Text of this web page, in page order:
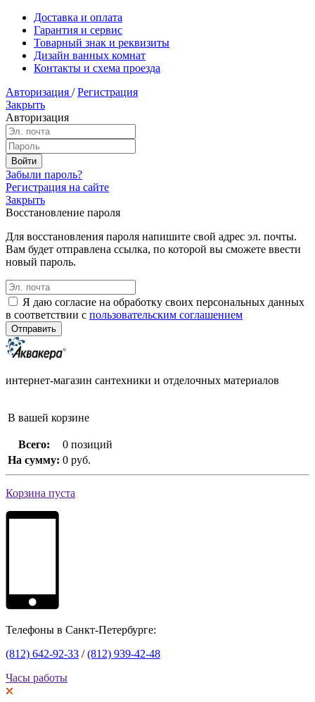
Доставка и оплата
Гарантия и сервис
Товарный знак и реквизиты
Дизайн ванных комнат
Контакты и схема проезда
Авторизация / Регистрация
Закрыть
Авторизация
Забыли пароль?
Регистрация на сайте
Закрыть
Восстановление пароля
Для восстановления пароля напишите свой адрес эл. почты.
Вам будет отправлена ссылка, по которой вы сможете ввести
новый пароль.
Я даю согласие на обработку своих персональных данных
в соответствии с пользовательским соглашением
интернет-магазин сантехники и отделочных материалов
В вашей корзине
Всего:
0 позиций
На сумму: 0 руб.
Корзина пуста
Телефоны в Санкт-Петербурге:
(812) 642-92-33 /(812) 939-42-48
Часы работы